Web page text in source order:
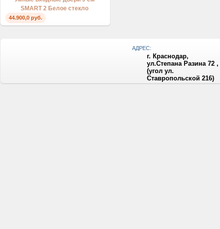
SMART 2 Белое стекло
44.900,0 руб.
АДРЕС:
г. Краснодар,
ул.Степана Разина 72 ,
(угол ул.
Ставропольской 216)